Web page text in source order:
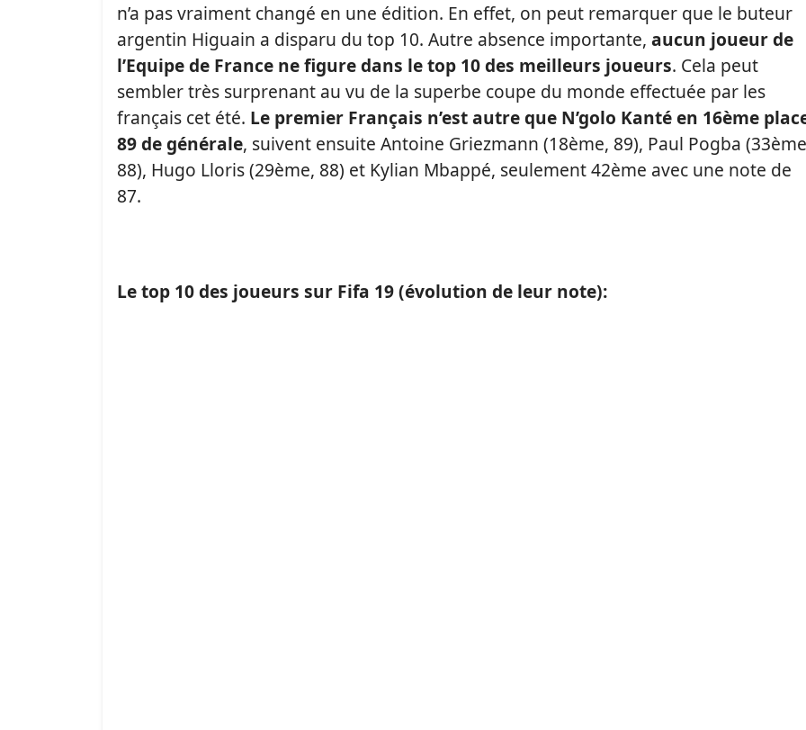
n’a pas vraiment changé en une édition. En effet, on peut remarquer que le buteur
argentin Higuain a disparu du top 10. Autre absence importante, aucun joueur de
l’Equipe de France ne figure dans le top 10 des meilleurs joueurs. Cela peut
sembler très surprenant au vu de la superbe coupe du monde effectuée par les
français cet été. Le premier Français n’est autre que N’golo Kanté en 16ème
89 de générale, suivent ensuite Antoine Griezmann (18ème, 89), Paul Pogba
88), Hugo Lloris (29ème, 88) et Kylian Mbappé, seulement 42ème avec une note de
87.
Le top 10 des joueurs sur Fifa 19 (évolution de leur note):